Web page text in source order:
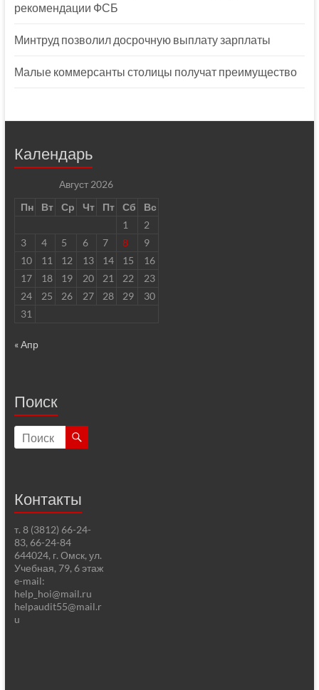
рекомендации ФСБ
Минтруд позволил досрочную выплату зарплаты
Малые коммерсанты столицы получат преимущество
Календарь
Август 2026
Пн
Вт Ср Чт Пт Сб
Вс
1
2
3
4 5 6 7 8
9
10
11 12 13 14 15
16
17
18 19 20 21 22
23
24
25 26 27 28 29
30
31
« Апр
Поиск
Контакты
т. 8 (3812) 66-24-
83, 66-24-84
644024, г. Омск, ул.
Учебная, 79, 6 этаж
e-mail:
help_hoi@mail.ru
helpaudit55@mail.r
u